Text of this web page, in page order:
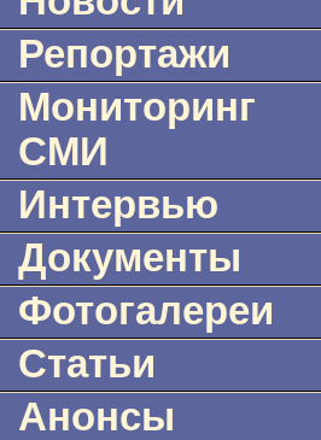
Репортажи
Мониторинг
СМИ
Интервью
Документы
Фотогалереи
Статьи
Анонсы